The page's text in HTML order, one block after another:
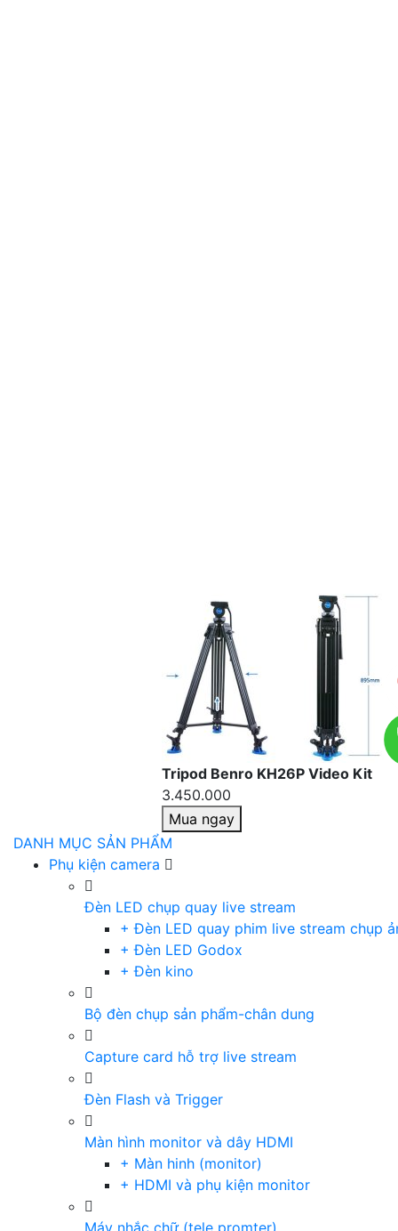
Tripod Benro KH26P Video Kit
3.450.000
Mua ngay
DANH MỤC SẢN PHẨM
Phụ kiện camera
Đèn LED chụp quay live stream
+ Đèn LED quay phim live stream chụp
+ Đèn LED Godox
+ Đèn kino
Bộ đèn chụp sản phẩm-chân dung
Capture card hỗ trợ live stream
Đèn Flash và Trigger
Màn hình monitor và dây HDMI
+ Màn hinh (monitor)
+ HDMI và phụ kiện monitor
Máy nhắc chữ (tele promter)